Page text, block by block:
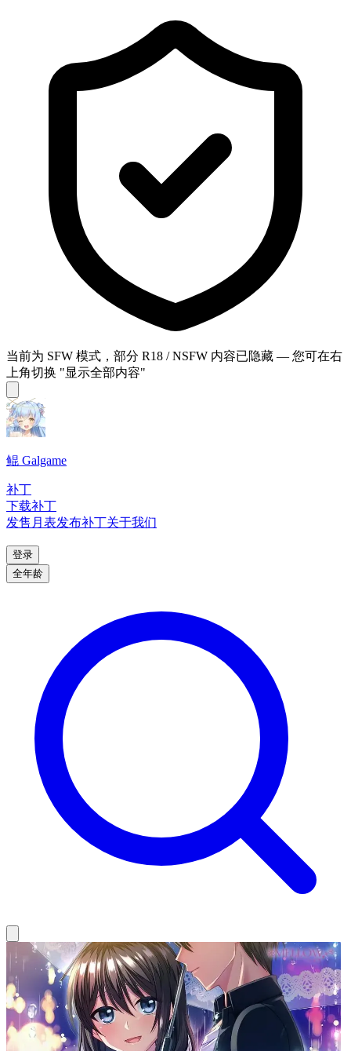
当前为 SFW 模式，部分 R18 / NSFW 内容已隐藏 — 您可在右
上角切换 "显示全部内容"
鲲 Galgame
补丁
下载补丁
发售月表发布补丁关于我们
登录
全年龄